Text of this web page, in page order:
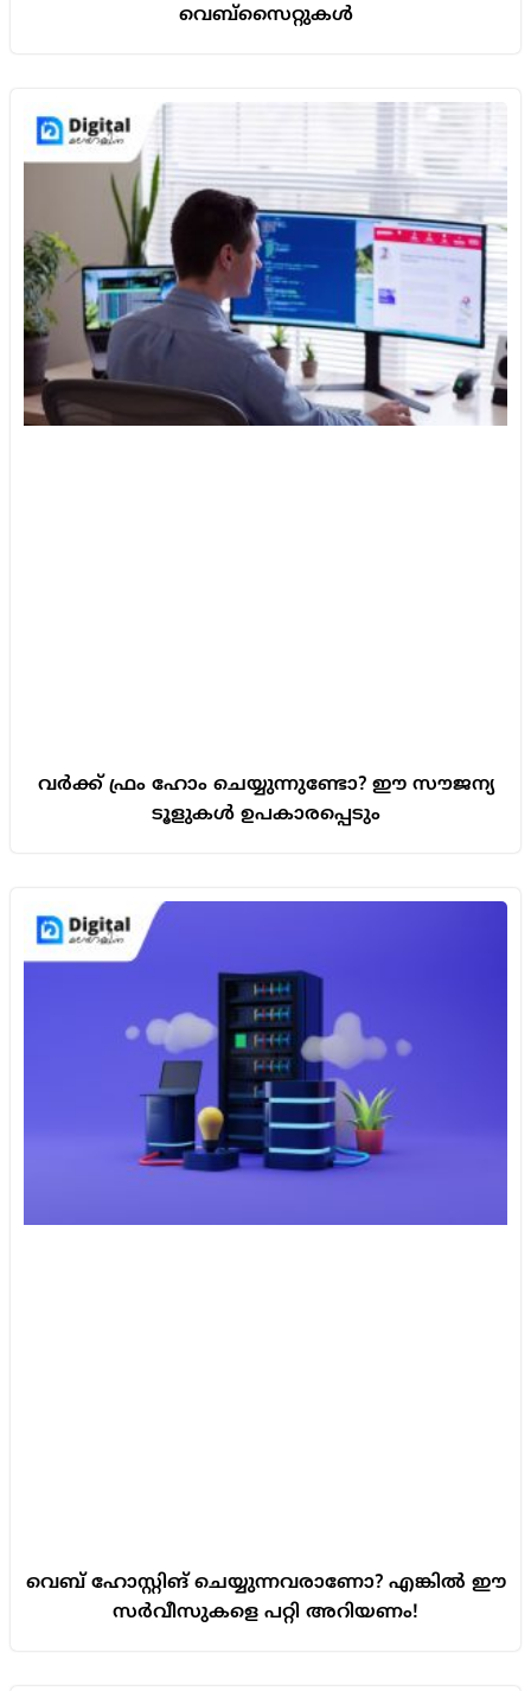
വെബ്സൈറ്റുകൾ
വർക്ക് ഫ്രം ഹോം ചെയ്യുന്നുണ്ടോ? ഈ സൗജന്യ
ടൂളുകൾ ഉപകാരപ്പെടും
വെബ് ഹോസ്റ്റിങ് ചെയ്യുന്നവരാണോ? എങ്കിൽ ഈ
സർവീസുകളെ പറ്റി അറിയണം!